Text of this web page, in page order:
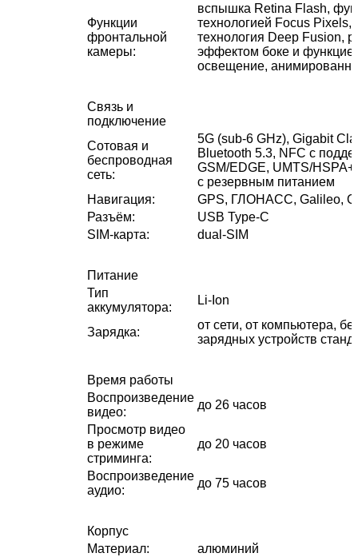
Функции
фронтальной
камеры:
вспышка Retina Flash,
технологией Focus Pixels,
технология Deep Fusion,
эффектом боке и
освещение,
Связь и
подключение
Сотовая и
беспроводная
сеть:
5G (sub‑6 GHz), Gigabit
Bluetooth 5.3, NFC с
GSM/EDGE, UMTS/​
с резервным питанием
Навигация:
GPS, ГЛОНАСС, Galileo,
Разъём:
USB Type-C
SIM-карта: dual-SIM
Питание
Тип
аккумулятора:
Li-Ion
Зарядка:
от сети, от компьютера,
зарядных устройств
Время работы
Воспроизведение
видео:
до 26 часов
Просмотр видео
в режиме
стриминга:
до 20 часов
Воспроизведение
аудио:
до 75 часов
Корпус
Материал:
алюминий